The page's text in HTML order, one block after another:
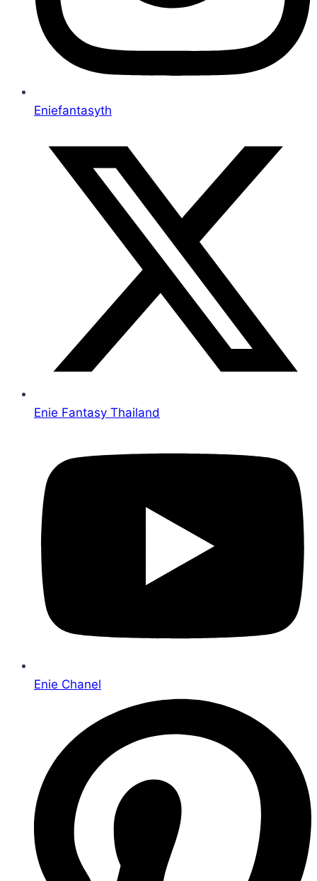
Eniefantasyth
Enie Fantasy Thailand
Enie Chanel